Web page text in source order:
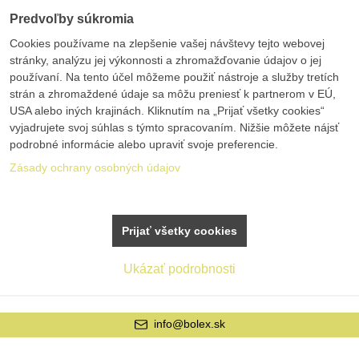
info@bolex.sk
Predvoľby súkromia
Cookies používame na zlepšenie vašej návštevy tejto webovej
stránky, analýzu jej výkonnosti a zhromažďovanie údajov o jej
používaní. Na tento účel môžeme použiť nástroje a služby tretích
strán a zhromaždené údaje sa môžu preniesť k partnerom v EÚ,
USA alebo iných krajinách. Kliknutím na „Prijať všetky cookies“
vyjadrujete svoj súhlas s týmto spracovaním. Nižšie môžete nájsť
podrobné informácie alebo upraviť svoje preferencie.
Zásady ochrany osobných údajov
Ukázať podrobnosti
Prijať všetky cookies